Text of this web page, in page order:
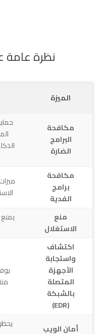
نظرة عامة
الميزة
مكافحة
البرامج
الضارة
مكافحة
برامج
الفدية
منع
الاستغلال
يمنع
اكتشاف
واستجابة
الأجهزة
المتصلة
بالشبكة
(EDR)
أمان الويب